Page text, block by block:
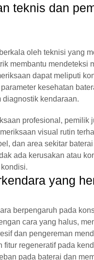
teknis dan
oleh teknisi yang
membantu mendeteksi
dapat meliputi
kesehatan
diagnostik kendaraan.
profesional, pemilik
visual rutin
dan area sekitar
ada kerusakan atau
yang
berpengaruh pada
cara yang halus,
dan pengereman
fitur regeneratif pada
pada baterai dan